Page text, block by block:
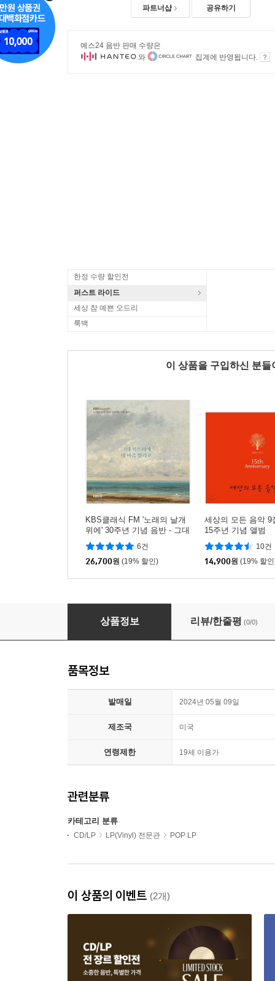
파트너샵 공유하기
예스24 음반 판매 수량은
와
집계에 반영됩니다.
한정 수량 할인전
퍼스트 라이드
세상 참 예쁜 오드리
룩백
이 상품을 구입하신 분
KBS클래식 FM '노래의 날개
위에' 30주년 기념 음반 - 그대
목소리에 내 마음 열리고
6건
26,700원 (19% 할인)
세상의 모든 음악 9
15주년 기념 앨범
10건
14,900원 (19% 할
Beyonce (비욘세) - 8집 Cowboy Carter [2LP]
상품정보 리뷰/한줄평 (0/0)
품목정보
발매일 2024년 05월 09일
제조국 미국
연령제한 19세 이용가
관련분류
카테고리 분류
CD/LP LP(Vinyl) 전문관 POP LP
이 상품의 이벤트 (2개)